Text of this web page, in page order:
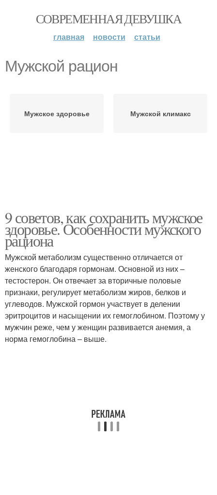
СОВРЕМЕННАЯ ДЕВУШКА
главная новости статьи
Мужской рацион
Мужское здоровье Мужской климакс
9 советов, как сохранить мужское
здоровье. Особенности мужского
рациона
Мужской метаболизм существенно отличается от
женского благодаря гормонам. Основной из них –
тестостерон. Он отвечает за вторичные половые
признаки, регулирует метаболизм жиров, белков и
углеводов. Мужской гормон участвует в делении
эритроцитов и насыщении их гемоглобином. Поэтому у
мужчин реже, чем у женщин развивается анемия, а
норма гемоглобина – выше.